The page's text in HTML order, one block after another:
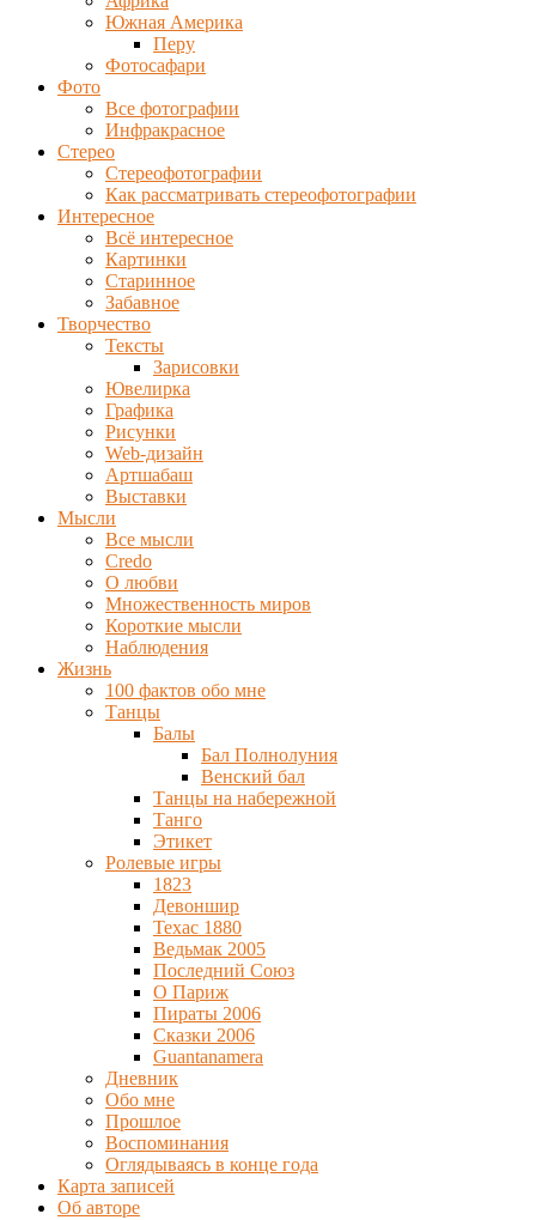
Южная Америка
Перу
Фотосафари
Фото
Все фотографии
Инфракрасное
Стерео
Стереофотографии
Как рассматривать стереофотографии
Интересное
Всё интересное
Картинки
Старинное
Забавное
Творчество
Тексты
Зарисовки
Ювелирка
Графика
Рисунки
Web-дизайн
Артшабаш
Выставки
Мысли
Все мысли
Credo
О любви
Множественность миров
Короткие мысли
Наблюдения
Жизнь
100 фактов обо мне
Танцы
Балы
Бал Полнолуния
Венский бал
Танцы на набережной
Танго
Этикет
Ролевые игры
1823
Девоншир
Техас 1880
Ведьмак 2005
Последний Союз
О Париж
Пираты 2006
Сказки 2006
Guantanamera
Дневник
Обо мне
Прошлое
Воспоминания
Оглядываясь в конце года
Карта записей
Об авторе